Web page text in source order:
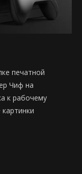
печатной
Чиф на
к рабочему